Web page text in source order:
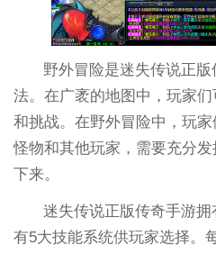
野外冒险是迷失传说正
法。在广袤的地图中，玩家
和挑战。在野外冒险中，玩
怪物和其他玩家，需要充分
下来。
迷失传说正版传奇手游
有5大技能系统供玩家选择。